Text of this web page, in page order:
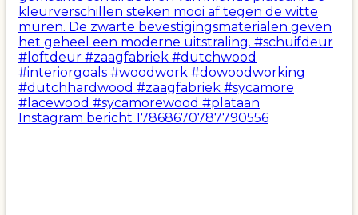
Instagram bericht 17868670787790556